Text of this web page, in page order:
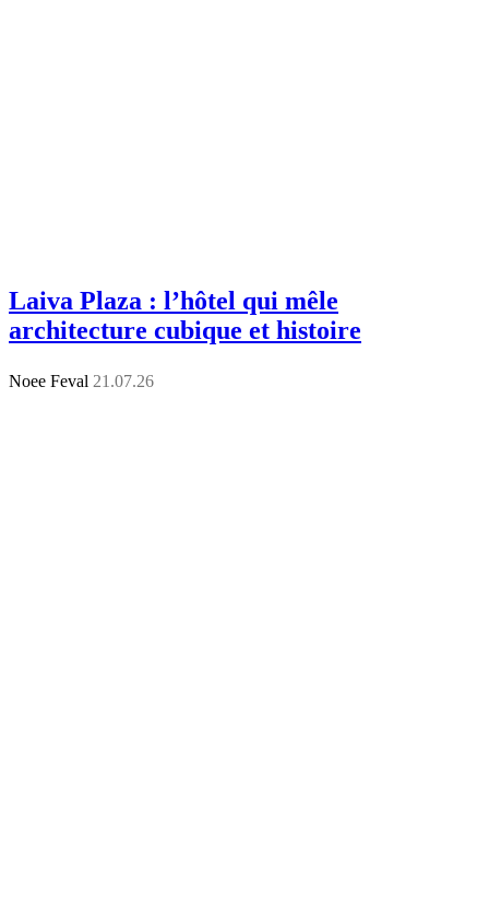
Laiva Plaza : l’hôtel qui mêle
architecture cubique et histoire
Noee Feval 21.07.26